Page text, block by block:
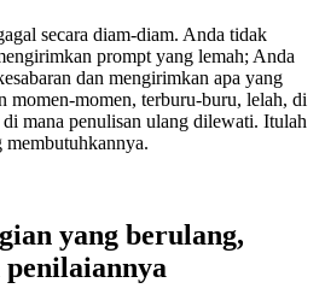
secara diam-diam. Anda tidak
prompt yang lemah; Anda
dan mengirimkan apa yang
momen-momen, terburu-buru, lelah, di
di mana penulisan ulang dilewati. Itulah
yang berulang,